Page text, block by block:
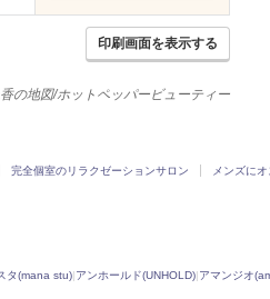
印刷画面を表示する
の地図/ホットペッパービューティー
完全個室のリラクゼーションサロン メンズに
タ(mana stu)|アンホールド(UNHOLD)|アマンジオ